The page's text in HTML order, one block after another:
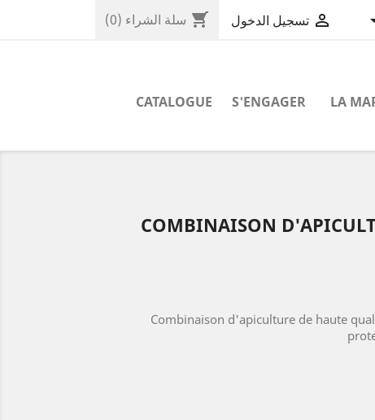
 تسجيل الدخول shopping_cart سلة الشراء (0)
LA
S'ENGAGER
CATALOGUE
COMBINAISON
Combinaison d'apiculture de haute